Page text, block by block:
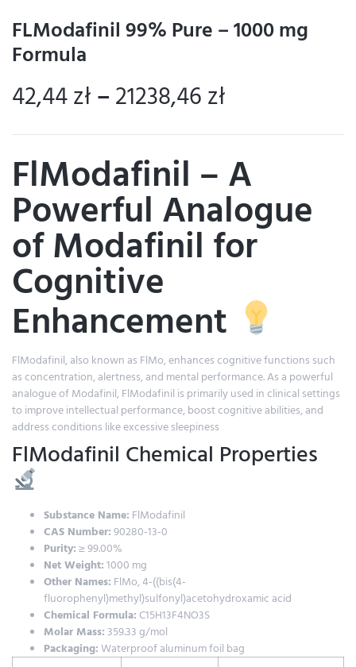
FLModafinil 99% Pure – 1000 mg
Formula
42,44zł–21238,46zł
FlModafinil – A
Powerful Analogue
of Modafinil for
Cognitive
Enhancement
FlModafinil, also known as FlMo, enhances cognitive functions such
as concentration, alertness, and mental performance. As a powerful
analogue of Modafinil, FlModafinil is primarily used in clinical settings
to improve intellectual performance, boost cognitive abilities, and
address conditions like excessive sleepiness
FlModafinil Chemical Properties
Substance Name: FlModafinil
CAS Number:90280-13-0
Purity:≥ 99.00%
Net Weight:1000 mg
Other Names: FlMo, 4-((bis(4-
fluorophenyl)methyl)sulfonyl)acetohydroxamic acid
Chemical Formula:C15H13F4NO3S
Molar Mass:359.33 g/mol
Packaging:Waterproof aluminum foil bag